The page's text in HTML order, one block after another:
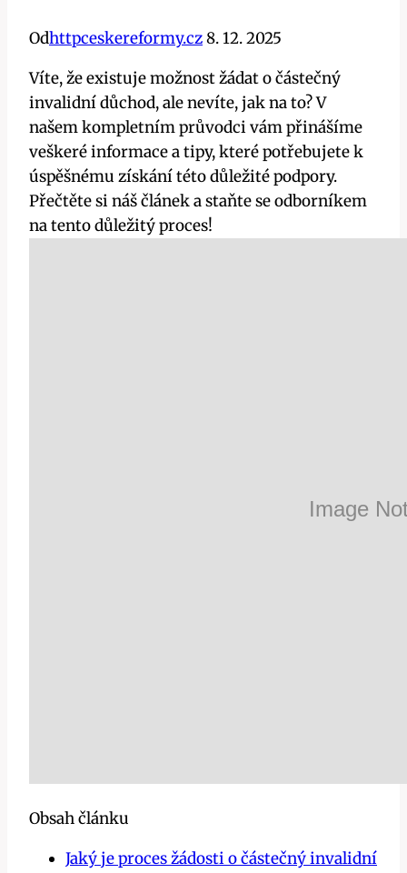
Odhttpceskereformy.cz8. 12. 2025
Víte, že existuje možnost žádat o částečný
invalidní důchod, ale nevíte, jak na to? V
našem kompletním průvodci vám přinášíme
veškeré informace a tipy, které potřebujete k
úspěšnému získání této důležité podpory.
Přečtěte si náš článek a staňte se odborníkem
na tento důležitý proces!
Obsah článku
Jaký je proces žádosti o částečný invalidní